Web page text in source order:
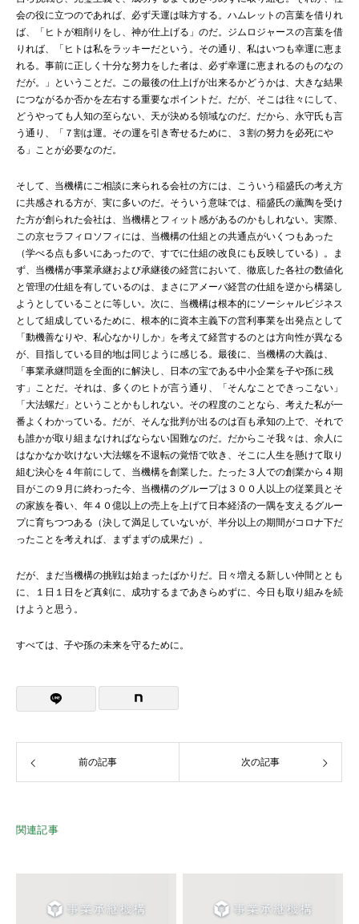
会の役に立つのであれば、必ず天運は味方する。ハムレットの言葉を借りれ
ば、「ヒトが粗削りをし、神が仕上げる」のだ。ジムロジャースの言葉を借
りれば、「ヒトは私をラッキーだという。その通り、私はいつも幸運に恵ま
れる。事前に正しく十分な努力をした者は、必ず幸運に恵まれるのものなの
だが。」ということだ。この最後の仕上げが出来るかどうかは、大きな結果
につながるか否かを左右する重要なポイントだ。だが、そこは往々にして、
どうやっても人知の至らない、天が決める領域なのだ。だから、永守氏も言
う通り、「７割は運。その運を引き寄せるために、３割の努力を必死にや
る」ことが必要なのだ。
そして、当機構にご相談に来られる会社の方には、こういう稲盛氏の考え方
に共感される方が、実に多いのだ。そういう意味では、稲盛氏の薫陶を受け
た方が創られた会社は、当機構とフィット感があるのかもしれない。実際、
この京セラフィロソフィには、当機構の仕組との共通点がいくつもあった
（学べる点も多いにあったので、すでに仕組の改良にも反映している）。ま
ず、当機構が事業承継および承継後の経営において、徹底した各社の数値化
と管理の仕組を有しているのは、まさにアメーバ経営の仕組を逆から構築し
ようとしていることに等しい。次に、当機構は根本的にソーシャルビジネス
として組成しているために、根本的に資本主義下の営利事業を出発点として
「動機善なりや、私心なかりしか」を考えて経営するのとは方向性が異なる
が、目指している目的地は同じように感じる。最後に、当機構の大義は、
「事業承継問題を全面的に解決し、日本の宝である中小企業を子や孫に残
す」ことだ。それは、多くのヒトが言う通り、「そんなことできっこない」
「大法螺だ」ということかもしれない。その程度のことなら、考えた私が一
番よくわかっている。だが、そんな批判が出るのは百も承知の上で、それで
も誰かが取り組まなければならない国難なのだ。だからこそ我々は、余人に
はなかなか吹けない大法螺を不退転の覚悟で吹き、そこに人生を懸けて取り
組む決心を４年前にして、当機構を創業した。たった３人での創業から４期
目がこの９月に終わった今、当機構のグループは３００人以上の従業員とそ
の家族を養い、年４０億以上の売上を上げて日本経済の一隅を支えるグルー
プに育ちつつある（決して満足していないが、半分以上の期間がコロナ下だ
ったことを考えれば、まずまずの成果だ）。
だが、まだ当機構の挑戦は始まったばかりだ。日々増える新しい仲間ととも
に、１日１日をど真剣に、成功するまであきらめずに、今日も取り組みを続
けようと思う。
すべては、子や孫の未来を守るために。
前の記事 次の記事
関連記事